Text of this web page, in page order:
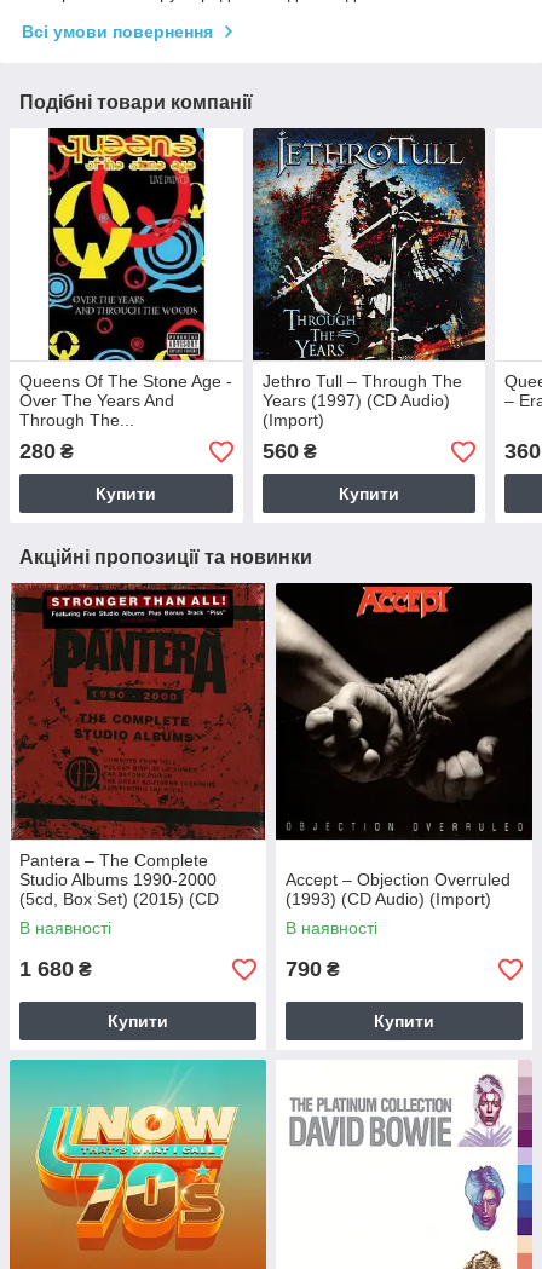
Всі умови повернення
Подібні товари компанії
Queens Of The Stone Age -
Over The Years And
Through The...
280 ₴
Купити
Jethro Tull – Through The
Years (1997) (CD Audio)
(Import)
560₴
Купити
–
360
Акційні пропозиції та новинки
Pantera – The Complete
Studio Albums 1990-2000
(5cd, Box Set) (2015) (CD
Audio) (Import)
В наявності
1 680 ₴
Купити
Accept – Objection Overruled
(1993) (CD Audio) (Import)
В наявності
790 ₴
Купити